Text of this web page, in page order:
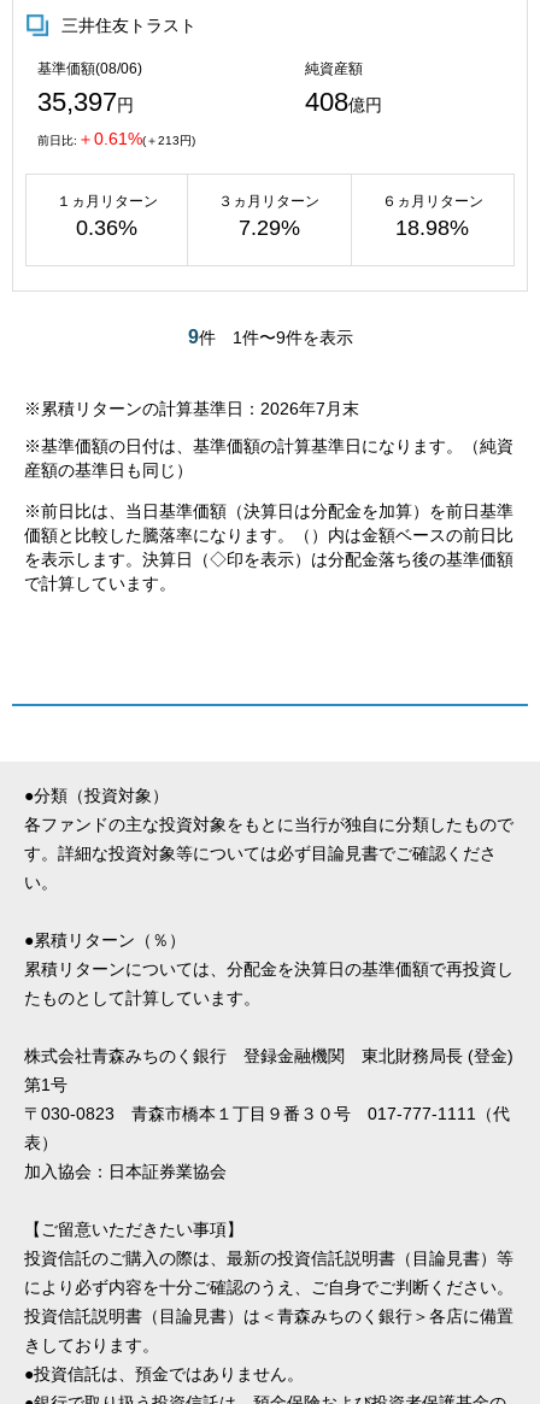
三井住友トラスト
基準価額(08/06)
35,397円
純資産額
408億円
前日比: ＋0.61%(＋213円)
１ヵ月リターン
0.36%
３ヵ月リターン
7.29%
６ヵ月リターン
18.98%
9件 1件〜9件を表示
※累積リターンの計算基準日：2026年7月末
※基準価額の日付は、基準価額の計算基準日になります。（純資
産額の基準日も同じ）
※前日比は、当日基準価額（決算日は分配金を加算）を前日基準
価額と比較した騰落率になります。（）内は金額ベースの前日比
を表示します。決算日（◇印を表示）は分配金落ち後の基準価額
で計算しています。
●分類（投資対象）
各ファンドの主な投資対象をもとに当行が独自に分類したもので
す。詳細な投資対象等については必ず目論見書でご確認くださ
い。
●累積リターン（％）
累積リターンについては、分配金を決算日の基準価額で再投資し
たものとして計算しています。
株式会社青森みちのく銀行 登録金融機関 東北財務局長 (登金)
第1号
〒030-0823 青森市橋本１丁目９番３０号 017-777-1111（代
表）
加入協会：日本証券業協会
【ご留意いただきたい事項】
投資信託のご購入の際は、最新の投資信託説明書（目論見書）等
により必ず内容を十分ご確認のうえ、ご自身でご判断ください。
投資信託説明書（目論見書）は＜青森みちのく銀行＞各店に備置
きしております。
●投資信託は、預金ではありません。